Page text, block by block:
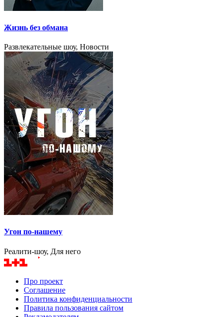
Жизнь без обмана
Развлекательные шоу, Новости
Угон по-нашему
Реалити-шоу, Для него
Про проект
Соглашение
Политика конфиденциальности
Правила пользования сайтом